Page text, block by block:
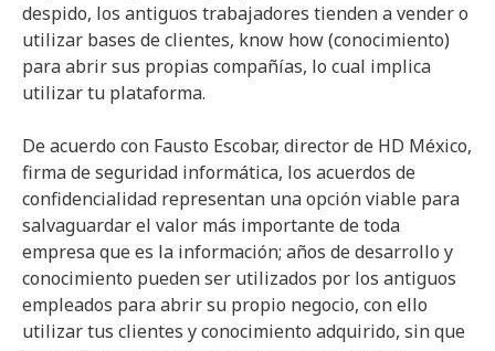
despido, los antiguos trabajadores tienden a vender o
utilizar bases de clientes, know how (conocimiento)
para abrir sus propias compañías, lo cual implica
utilizar tu plataforma.
De acuerdo con Fausto Escobar, director de HD México,
firma de seguridad informática, los acuerdos de
confidencialidad representan una opción viable para
salvaguardar el valor más importante de toda
empresa que es la información; años de desarrollo y
conocimiento pueden ser utilizados por los antiguos
empleados para abrir su propio negocio, con ello
utilizar tus clientes y conocimiento adquirido, sin que